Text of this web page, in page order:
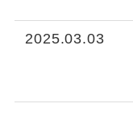
2025.03.03